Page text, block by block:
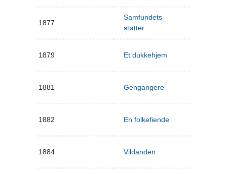
1877
Samfundets
støtter
1879 Et dukkehjem
1881 Gengangere
1882 En folkefiende
1884 Vildanden